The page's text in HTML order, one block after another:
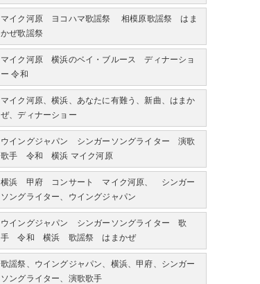
マイク河原 ヨコハマ歌謡祭 相模原歌謡祭 はま
かぜ歌謡祭
マイク河原 横浜のベイ・ブルース ディナーショ
ー 令和
マイク河原、横浜、あなたに有難う、新曲、はまか
ぜ、ディナーショー
ウイングジャパン シンガーソングライター 演歌
歌手 令和 横浜 マイク河原
横浜 甲府 コンサート マイク河原、 シンガー
ソングライター、ウイングジャパン
ウイングジャパン シンガーソングライター 歌
手 令和 横浜 歌謡祭 はまかぜ
歌謡祭、ウイングジャパン、横浜、甲府、シンガー
ソングライター、演歌歌手